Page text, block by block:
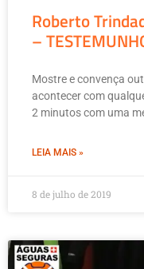
Roberto
–
Mostre e convença
acontecer com
2 minutos com uma
LEIA MAIS »
8 de julho de 2019